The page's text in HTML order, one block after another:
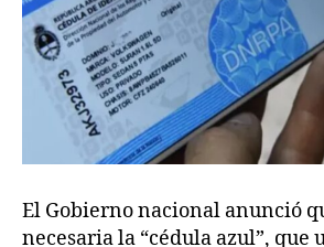
El Gobierno nacional anunció
necesaria la “cédula azul”, que